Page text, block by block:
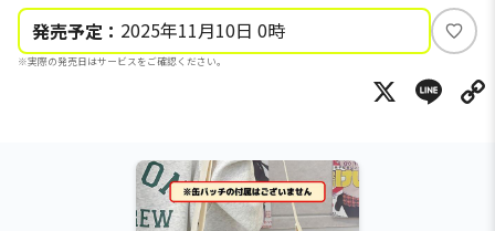
発売予定： 2025年11月10日 0時
※実際の発売日はサービスをご確認ください。
い
ね
X